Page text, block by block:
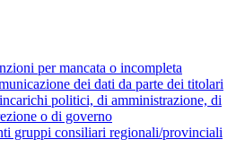
per mancata o incompleta
dei dati da parte dei titolari
politici, di amministrazione, di
o di governo
gruppi consiliari regionali/provinciali